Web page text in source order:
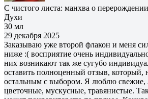
С чистого листа: манхва о перерождении
Духи
30 мл
29 декабря 2025
Заказываю уже второй флакон и меня
ниже :( восприятие очень
них возникают так же сугубо
оставить полноценный отзыв, который,
остальным с выбором. Я люблю свежие,
цветочные, мускусные, травянистые.